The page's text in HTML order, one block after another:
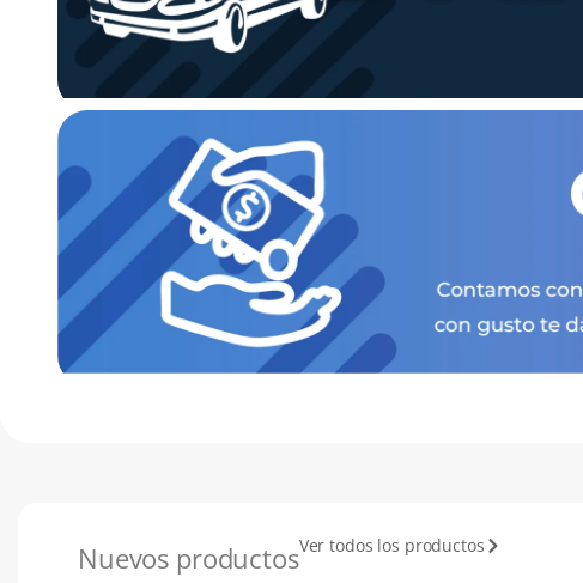
Nuevos productosVer todos los productos